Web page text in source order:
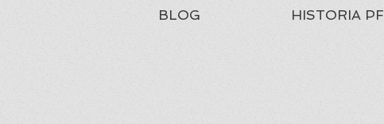
BLOG HISTORIA PF